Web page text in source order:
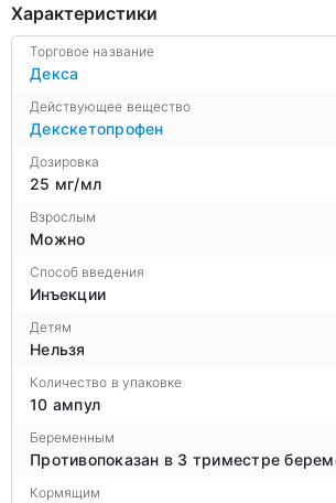
Характеристики
Торговое название
Декса
Действующее вещество
Декскетопрофен
Дозировка
25 мг/мл
Взрослым
Можно
Способ введения
Инъекции
Детям
Нельзя
Количество в упаковке
10 ампул
Беременным
Противопоказан в 3 триместре
Кормящим